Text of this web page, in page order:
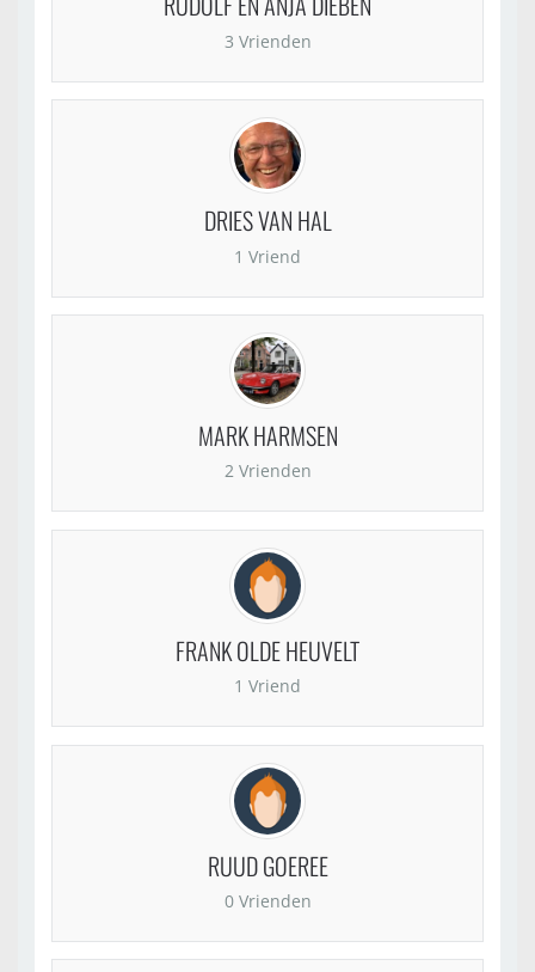
3 Vrienden
DRIES VAN HAL
1 Vriend
MARK HARMSEN
2 Vrienden
FRANK OLDE HEUVELT
1 Vriend
RUUD GOEREE
0 Vrienden